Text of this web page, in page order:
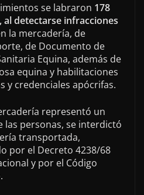
se labraron 178
al detectarse infracciones
la mercadería, de
de Documento de
Equina, además de
equina y habilitaciones
y credenciales apócrifas.
representó un
las personas, se interdictó
transportada,
por el Decreto 4238/68
y por el Código